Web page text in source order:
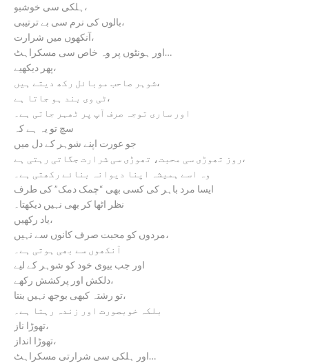
ہلکی سی خوشبو،
بالوں کی نرم سی بے ترتیبی،
آنکھوں میں شرارت،
اور ہونٹوں پر وہ خاص سی مسکراہٹ…
پھر دیکھیے،
شوہر صاحب موبائل رکھ دیتے ہیں،
ٹی وی بند ہو جاتا ہے،
اور ساری توجہ صرف آپ پر ٹھہر جاتی ہے۔
سچ تو یہ ہے کہ
جو عورت اپنے شوہر کے دل میں
روز تھوڑی سی محبت، تھوڑی سی شرارت جگاتی رہتی ہے،
وہ اسے ہمیشہ اپنا دیوانہ بنائے رکھتی ہے۔
ایسا مرد باہر کی کسی بھی “چمک دمک” کی طرف
نظر اٹھا کر بھی نہیں دیکھتا۔
یاد رکھیں،
مردوں کو محبت صرف کانوں سے نہیں،
آنکھوں سے بھی ہوتی ہے۔
اور جب بیوی خود کو شوہر کے لیے
دلکش اور پرکشش رکھے،
تو رشتہ کبھی بوجھ نہیں بنتا،
بلکہ خوبصورت اور زندہ رہتا ہے۔
تھوڑا ناز،
تھوڑا انداز،
اور ہلکی سی شرارتی مسکراہٹ…